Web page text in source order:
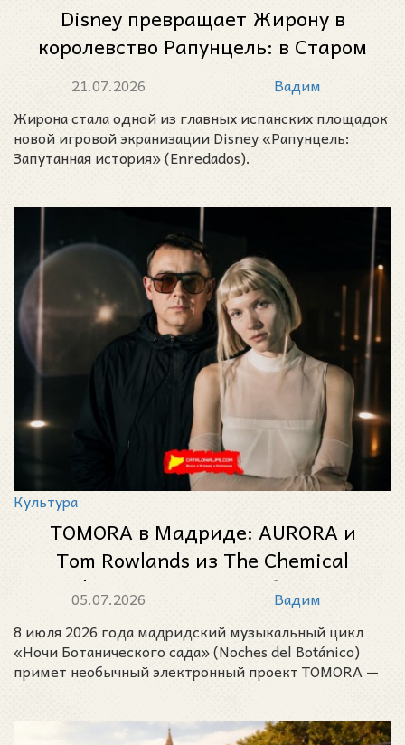
Disney превращает Жирону в
королевство Рапунцель: в Старом
городе начались съёмки новой
Рапунцель в Жироне -
«Запутанной истории»
21.07.2026
Вадим
Жирона стала одной из главных испанских площадок
новой игровой экранизации Disney «Рапунцель:
Запутанная история» (Enredados).
Культура
TOMORA в Мадриде: AURORA и
Tom Rowlands из The Chemical
Brothers выступят на юбилейных
Noches del Botánico 2026
05.07.2026
Вадим
8 июля 2026 года мадридский музыкальный цикл
«Ночи Ботанического сада» (Noches del Botánico)
примет необычный электронный проект TOMORA —